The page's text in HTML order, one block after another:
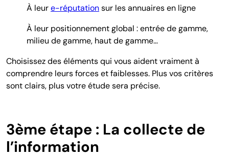
À leure-réputationsur les annuaires en ligne
À leur positionnement global : entrée de gamme,
milieu de gamme, haut de gamme…
Choisissez des éléments qui vous aident vraiment à
comprendre leurs forces et faiblesses. Plus vos critères
sont clairs, plus votre étude sera précise.
3ème étape : La collecte de
l’information